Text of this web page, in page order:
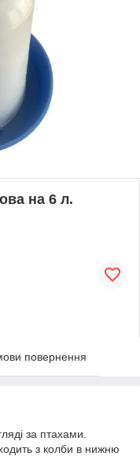
на 6 л.
повернення
за птахами.
з колби в нижню